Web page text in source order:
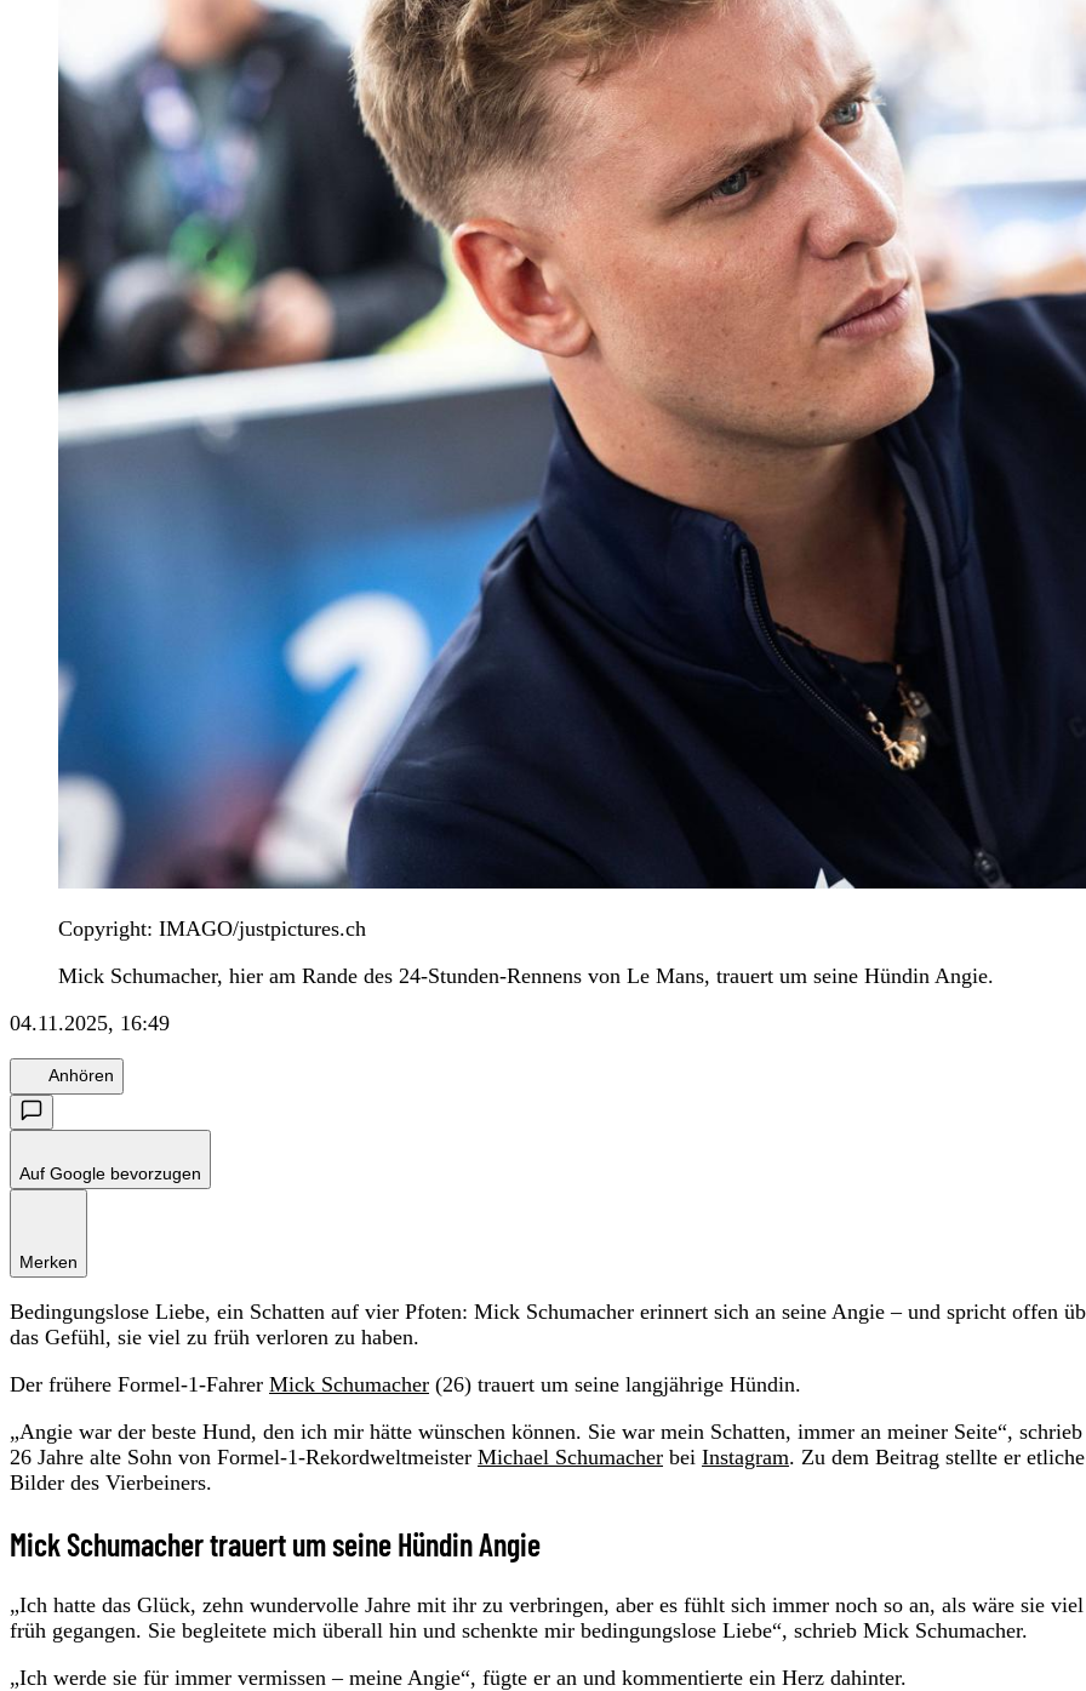
Copyright: IMAGO/justpictures.ch
Mick Schumacher, hier am Rande des 24-Stunden-Rennens von Le Mans, trauert um seine Hündin Angie.
04.11.2025, 16:49
Anhören
Auf Google bevorzugen
Merken
Bedingungslose Liebe, ein Schatten auf vier Pfoten: Mick Schumacher erinnert sich an seine Angie – und spricht offen
das Gefühl, sie viel zu früh verloren zu haben.
Der frühere Formel-1-Fahrer Mick Schumacher (26) trauert um seine langjährige Hündin.
„Angie war der beste Hund, den ich mir hätte wünschen können. Sie war mein Schatten, immer an meiner Seite“,
26 Jahre alte Sohn von Formel-1-Rekordweltmeister Michael Schumacher bei Instagram. Zu dem Beitrag stellte er etliche
Bilder des Vierbeiners.
Mick Schumacher trauert um seine Hündin Angie
„Ich hatte das Glück, zehn wundervolle Jahre mit ihr zu verbringen, aber es fühlt sich immer noch so an, als wäre sie
früh gegangen. Sie begleitete mich überall hin und schenkte mir bedingungslose Liebe“, schrieb Mick Schumacher.
„Ich werde sie für immer vermissen – meine Angie“, fügte er an und kommentierte ein Herz dahinter.